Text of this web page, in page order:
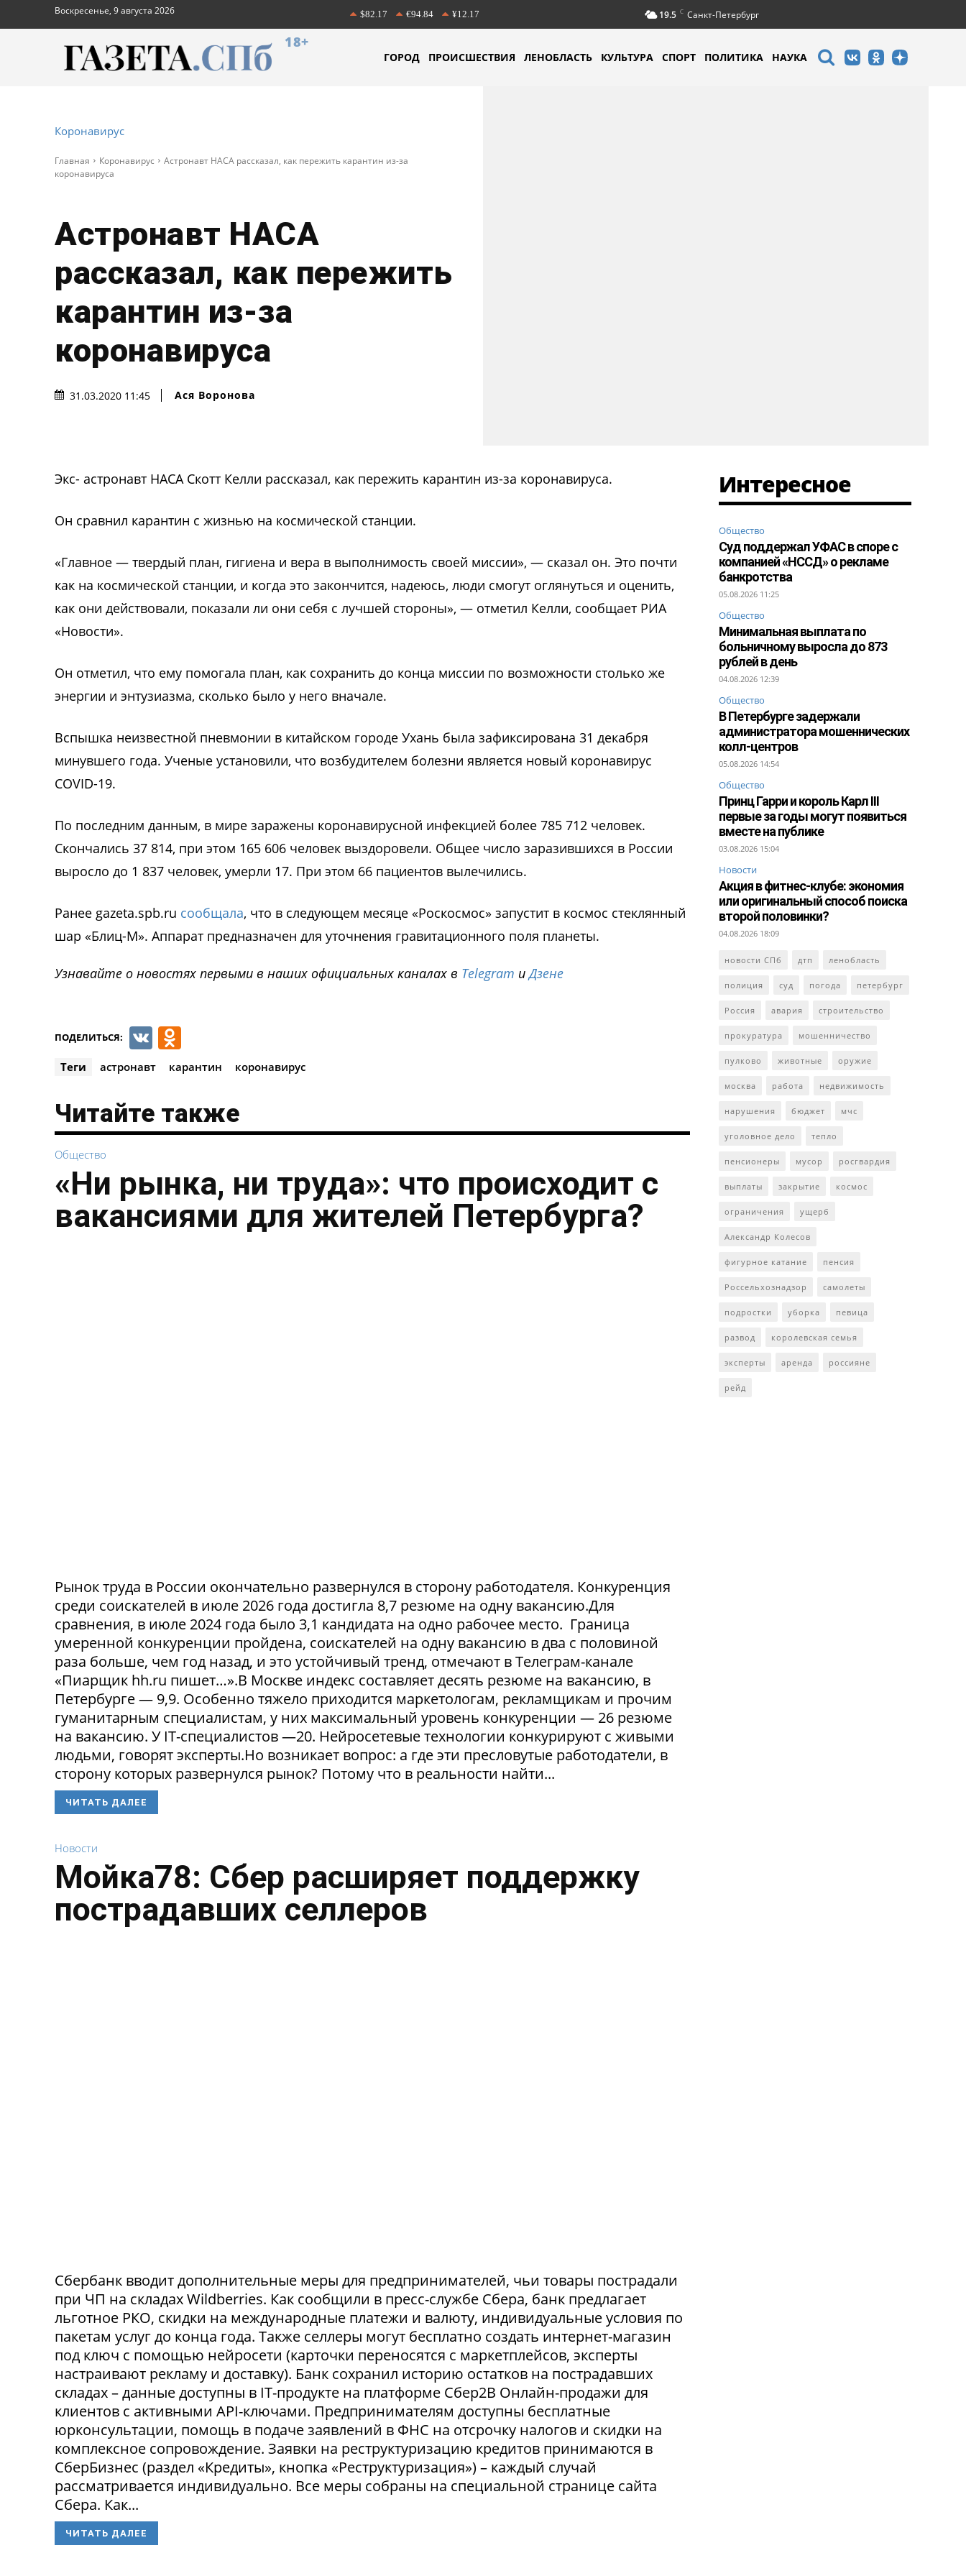
Воскресенье, 9 августа 2026 $82.17 €94.84 ¥12.17 19.5 C Санкт-Петербург
18+
ГОРОД ПРОИСШЕСТВИЯ ЛЕНОБЛАСТЬ КУЛЬТУРА СПОРТ ПОЛИТИКА НАУКА
Коронавирус
Главная Коронавирус
Астронавт НАСА рассказал, как пережить карантин из-за
коронавируса
Астронавт НАСА
рассказал, как пережить
карантин из-за
коронавируса
31.03.2020 11:45 Ася Воронова
Экс- астронавт НАСА Скотт Келли рассказал, как пережить карантин из-за коронавируса.
Он сравнил карантин с жизнью на космической станции.
«Главное — твердый план, гигиена и вера в выполнимость своей миссии», — сказал он. Это почти
как на космической станции, и когда это закончится, надеюсь, люди смогут оглянуться и оценить,
как они действовали, показали ли они себя с лучшей стороны», — отметил Келли, сообщает РИА
«Новости».
Он отметил, что ему помогала план, как сохранить до конца миссии по возможности столько же
энергии и энтузиазма, сколько было у него вначале.
Вспышка неизвестной пневмонии в китайском городе Ухань была зафиксирована 31 декабря
минувшего года. Ученые установили, что возбудителем болезни является новый коронавирус
COVID-19.
По последним данным, в мире заражены коронавирусной инфекцией более 785 712 человек.
Скончались 37 814, при этом 165 606 человек выздоровели. Общее число заразившихся в России
выросло до 1 837 человек, умерли 17. При этом 66 пациентов вылечились.
Ранее gazeta.spb.ru сообщала, что в следующем месяце «Роскосмос» запустит в космос стеклянный
шар «Блиц-М». Аппарат предназначен для уточнения гравитационного поля планеты.
Узнавайте о новостях первыми в наших официальных каналах в Telegram иДзене
ПОДЕЛИТЬСЯ: VK
Теги астронавт карантин коронавирус
Читайте также
Общество
«Ни рынка, ни труда»: что происходит с
вакансиями для жителей Петербурга?
Рынок труда в России окончательно развернулся в сторону работодателя. Конкуренция
среди соискателей в июле 2026 года достигла 8,7 резюме на одну вакансию.Для
сравнения, в июле 2024 года было 3,1 кандидата на одно рабочее место. Граница
умеренной конкуренции пройдена, соискателей на одну вакансию в два с половиной
раза больше, чем год назад, и это устойчивый тренд, отмечают в Телеграм-канале
«Пиарщик hh.ru пишет…».В Москве индекс составляет десять резюме на вакансию, в
Петербурге — 9,9. Особенно тяжело приходится маркетологам, рекламщикам и прочим
гуманитарным специалистам, у них максимальный уровень конкуренции — 26 резюме
на вакансию. У IT-специалистов —20. Нейросетевые технологии конкурируют с живыми
людьми, говорят эксперты.Но возникает вопрос: а где эти пресловутые работодатели, в
сторону которых развернулся рынок? Потому что в реальности найти...
ЧИТАТЬ ДАЛЕЕ
Новости
Мойка78: Сбер расширяет поддержку
пострадавших селлеров
Сбербанк вводит дополнительные меры для предпринимателей, чьи товары пострадали
при ЧП на складах Wildberries. Как сообщили в пресс-службе Сбера, банк предлагает
льготное РКО, скидки на международные платежи и валюту, индивидуальные условия по
пакетам услуг до конца года. Также селлеры могут бесплатно создать интернет-магазин
под ключ с помощью нейросети (карточки переносятся с маркетплейсов, эксперты
настраивают рекламу и доставку). Банк сохранил историю остатков на пострадавших
складах – данные доступны в IT-продукте на платформе Сбер2В Онлайн-продажи для
клиентов с активными API-ключами. Предпринимателям доступны бесплатные
юрконсультации, помощь в подаче заявлений в ФНС на отсрочку налогов и скидки на
комплексное сопровождение. Заявки на реструктуризацию кредитов принимаются в
СберБизнес (раздел «Кредиты», кнопка «Реструктуризация») – каждый случай
рассматривается индивидуально. Все меры собраны на специальной странице сайта
Сбера. Как...
ЧИТАТЬ ДАЛЕЕ
Интересное
Общество
Суд поддержал УФАС в споре с
компанией «НССД» о рекламе
банкротства
05.08.2026 11:25
Общество
Минимальная выплата по
больничному выросла до 873
рублей в день
04.08.2026 12:39
Общество
В Петербурге задержали
администратора мошеннических
колл-центров
05.08.2026 14:54
Общество
Принц Гарри и король Карл III
первые за годы могут появиться
вместе на публике
03.08.2026 15:04
Новости
Акция в фитнес-клубе: экономия
или оригинальный способ поиска
второй половинки?
04.08.2026 18:09
новости СПб дтп ленобласть
полиция суд погода петербург
Россия авария строительство
прокуратура мошенничество
пулково животные оружие
москва работа недвижимость
нарушения бюджет мчс
уголовное дело тепло
пенсионеры мусор росгвардия
выплаты закрытие космос
ограничения ущерб
Александр Колесов
фигурное катание пенсия
Россельхознадзор самолеты
подростки уборка певица
развод королевская семья
эксперты аренда россияне
рейд